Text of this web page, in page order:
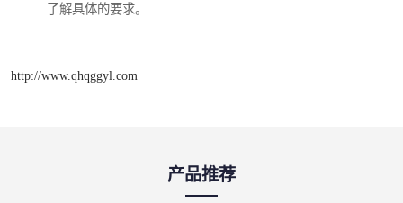
了解具体的要求。
http://www.qhqggyl.com
产品推荐